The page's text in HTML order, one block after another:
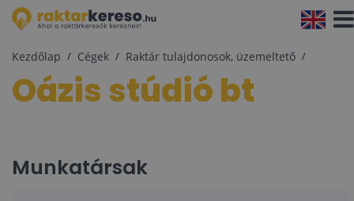
Kezdőlap Cégek Raktár tulajdonosok, üzemeltető
Oázis stúdió bt
Munkatársak